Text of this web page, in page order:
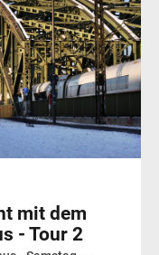
mit dem
- Tour 2